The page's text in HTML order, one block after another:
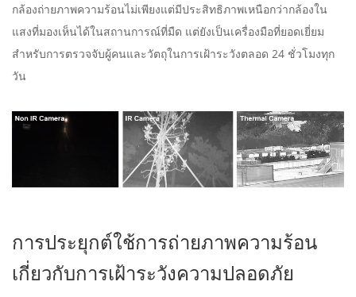
กล้องถ่ายภาพความร้อนไม่เพียงแต่มีประสิทธิภาพเหนือกว่ากล้องใน
แสงที่มองเห็นได้ในสถานการณ์ที่มืด แต่ยังเป็นเครื่องมือที่ยอดเยี่ยม
สําหรับการตรวจจับผู้คนและวัตถุในการเฝ้าระวังตลอด 24 ชั่วโมงทุก
วัน
การประยุกต์ใช้การถ่ายภาพความร้อน
เกี่ยวกับการเฝ้าระวังความปลอดภัย